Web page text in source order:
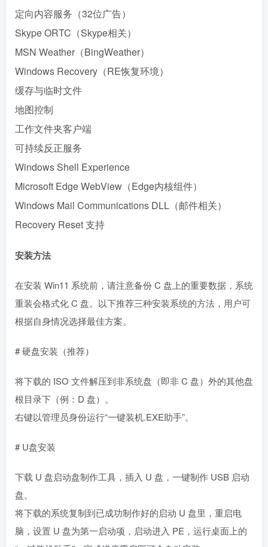
定向内容服务（32位广告）
Skype ORTC（Skype相关）
MSN Weather（BingWeather）
Windows Recovery（RE恢复环境）
缓存与临时文件
地图控制
工作文件夹客户端
可持续反正服务
Windows Shell Experience
Microsoft Edge WebView（Edge内核组件）
Windows Mail Communications DLL（邮件相关）
Recovery Reset 支持
安装方法
在安装 Win11 系统前，请注意备份 C 盘上的重要数据，系统
重装会格式化 C 盘。以下推荐三种安装系统的方法，用户可
根据自身情况选择最佳方案。
# 硬盘安装（推荐）
将下载的 ISO 文件解压到非系统盘（即非 C 盘）外的其他盘
根目录下（例：D 盘）。
右键以管理员身份运行“一键装机.EXE助手”。
# U盘安装
下载 U 盘启动盘制作工具，插入 U 盘，一键制作 USB 启动
盘。
将下载的系统复制到已成功制作好的启动 U 盘里，重启电
脑，设置 U 盘为第一启动项，启动进入 PE，运行桌面上的